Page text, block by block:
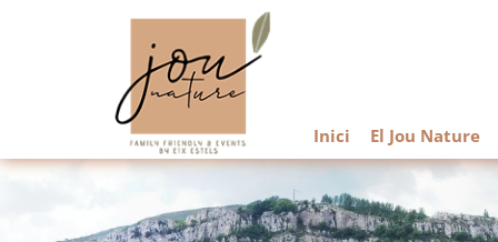
Inici El Jou Nature